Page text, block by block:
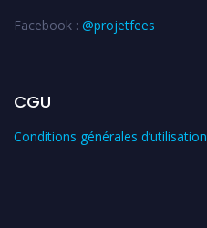
Facebook : @projetfees
CGU
Conditions générales d’utilisation